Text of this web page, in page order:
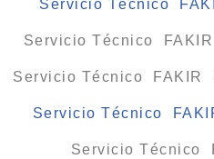
Servicio Técnico
Servicio Técnico
Servicio Técnico FAKIR
Servicio Técnico
Servicio Técnico